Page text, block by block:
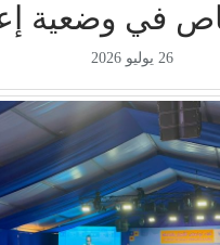
في وضعية
26 يوليو 2026